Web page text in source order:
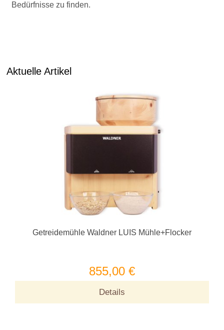
Bedürfnisse zu finden.
Aktuelle Artikel
Getreidemühle Waldner LUIS Mühle+Flocker
855,00 €
Details